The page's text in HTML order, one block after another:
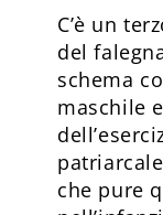
C’è un
del
schema
maschile
che pure